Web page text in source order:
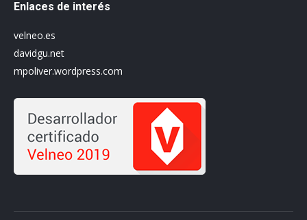
Enlaces de interés
velneo.es
davidgu.net
mpoliver.wordpress.com